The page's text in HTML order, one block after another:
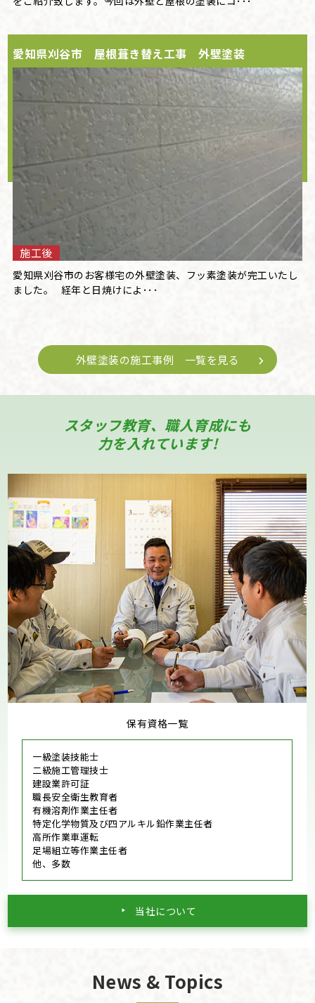
愛知県刈谷市 屋根葺き替え工事 外壁塗装
施工後
愛知県刈谷市のお客様宅の外壁塗装、フッ素塗装が完工いたし
ました。 経年と日焼けによ･･･
外壁塗装の施工事例 一覧を見る
スタッフ教育、職人育成にも
力を入れています!
保有資格一覧
一級塗装技能士
二級施工管理技士
建設業許可証
職長安全衛生教育者
有機溶剤作業主任者
特定化学物質及び四アルキル鉛作業主任者
高所作業車運転
足場組立等作業主任者
他、多数
当社について
News & Topics